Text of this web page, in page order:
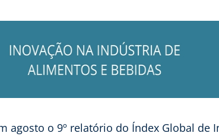
agosto o 9º relatório do Índex Global de